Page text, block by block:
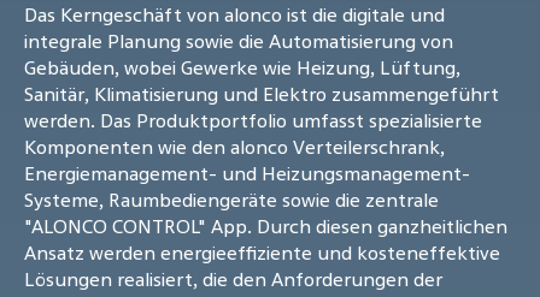
Das Kerngeschäft von alonco ist die digitale und
integrale Planung sowie die Automatisierung von
Gebäuden, wobei Gewerke wie Heizung, Lüftung,
Sanitär, Klimatisierung und Elektro zusammengeführt
werden. Das Produktportfolio umfasst spezialisierte
Komponenten wie den alonco Verteilerschrank,
Energiemanagement- und Heizungsmanagement-
Systeme, Raumbediengeräte sowie die zentrale
"ALONCO CONTROL" App. Durch diesen ganzheitlichen
Ansatz werden energieeffiziente und kosteneffektive
Lösungen realisiert, die den Anforderungen der